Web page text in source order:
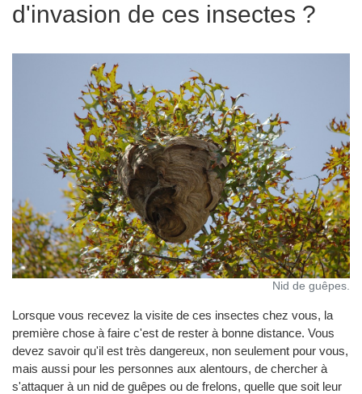
d'invasion de ces insectes ?
Nid de guêpes.
Lorsque vous recevez la visite de ces insectes chez vous, la
première chose à faire c'est de rester à bonne distance. Vous
devez savoir qu'il est très dangereux, non seulement pour vous,
mais aussi pour les personnes aux alentours, de chercher à
s'attaquer à un nid de guêpes ou de frelons, quelle que soit leur